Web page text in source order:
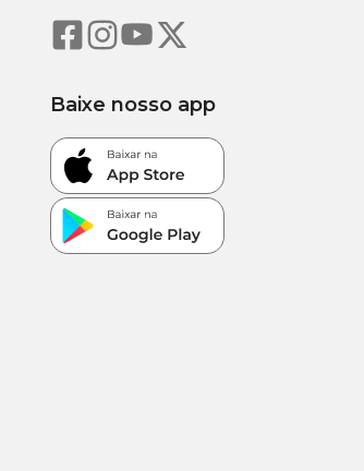
Baixe nosso app